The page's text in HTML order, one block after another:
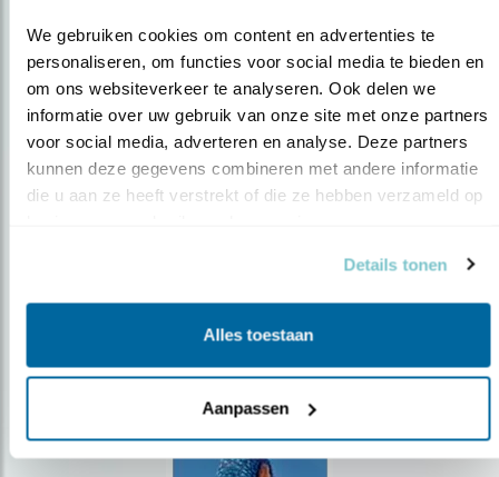
We gebruiken cookies om content en advertenties te
personaliseren, om functies voor social media te bieden en
om ons websiteverkeer te analyseren. Ook delen we
informatie over uw gebruik van onze site met onze partners
voor social media, adverteren en analyse. Deze partners
kunnen deze gegevens combineren met andere informatie
die u aan ze heeft verstrekt of die ze hebben verzameld op
Details tonen
Alles toestaan
Aanpassen
Op de hoogte blijven?
over vogels en activiteiten van Vogelbescherming.
AANMELDEN VOGELNIEUWS